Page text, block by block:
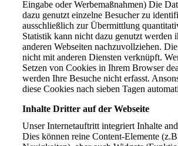
Eingabe oder Werbemaßnahmen) Die
dazu genutzt einzelne Besucher zu
ausschließlich zur Übermittlung
Statistik kann nicht dazu genutzt werden
anderen Webseiten nachzuvollziehen.
nicht mit anderen Diensten verknüpft.
Setzen von Cookies in Ihrem Browser
werden Ihre Besuche nicht erfasst.
diese Cookies nach sieben Tagen
Inhalte Dritter auf der Webseite
Unser Internetauftritt integriert Inhalte
Dies können reine Content-Elemente